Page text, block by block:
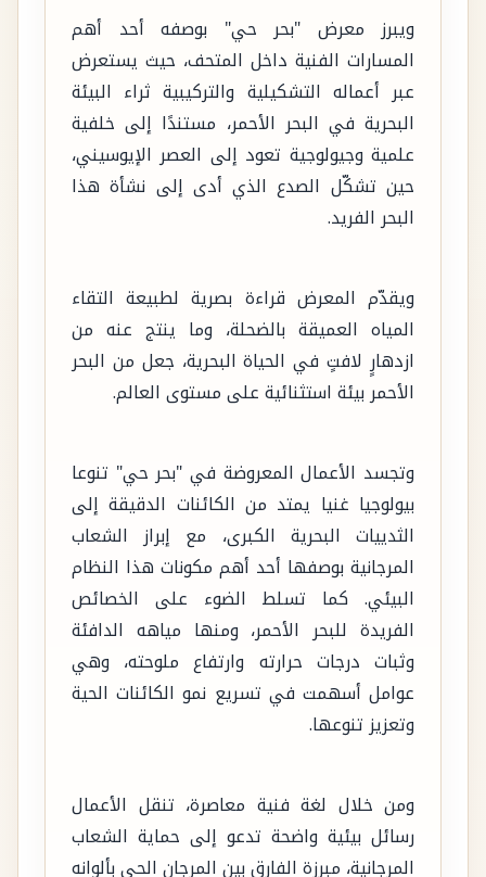
ويبرز معرض "بحر حي" بوصفه أحد أهم
المسارات الفنية داخل المتحف، حيث يستعرض
عبر أعماله التشكيلية والتركيبية ثراء البيئة
البحرية في البحر الأحمر، مستندًا إلى خلفية
علمية وجيولوجية تعود إلى العصر الإيوسيني،
حين تشكّل الصدع الذي أدى إلى نشأة هذا
البحر الفريد.
ويقدّم المعرض قراءة بصرية لطبيعة التقاء
المياه العميقة بالضحلة، وما ينتج عنه من
ازدهارٍ لافتٍ في الحياة البحرية، جعل من البحر
الأحمر بيئة استثنائية على مستوى العالم.
وتجسد الأعمال المعروضة في "بحر حي" تنوعا
بيولوجيا غنيا يمتد من الكائنات الدقيقة إلى
الثدييات البحرية الكبرى، مع إبراز الشعاب
المرجانية بوصفها أحد أهم مكونات هذا النظام
البيئي. كما تسلط الضوء على الخصائص
الفريدة للبحر الأحمر، ومنها مياهه الدافئة
وثبات درجات حرارته وارتفاع ملوحته، وهي
عوامل أسهمت في تسريع نمو الكائنات الحية
وتعزيز تنوعها.
ومن خلال لغة فنية معاصرة، تنقل الأعمال
رسائل بيئية واضحة تدعو إلى حماية الشعاب
المرجانية، مبرزة الفارق بين المرجان الحي بألوانه